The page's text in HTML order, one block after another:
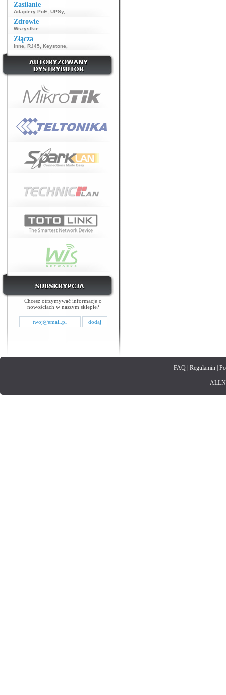
Zasilanie
Adaptery PoE UPSy,
Zdrowie
Wszystkie
Złącza
Inne RJ45 Keystone
Chcesz otrzymywać informacje o
nowościach w naszym sklepie?
FAQ| Regulamin|